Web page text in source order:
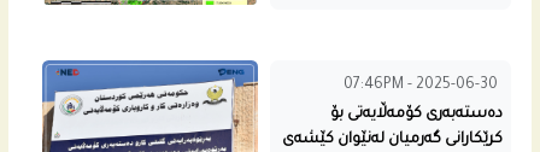
07:46PM - 2025-06-30
دەستەبەری کۆمەڵایه‌تی بۆ
كرێكارانى گه‌رمیان لەنێوان كێشه‌ى